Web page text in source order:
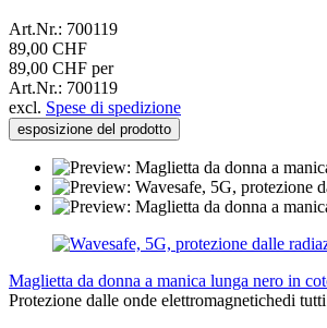
Art.Nr.: 700119
89,00 CHF
89,00 CHF per
Art.Nr.: 700119
excl. Spese di spedizione
esposizione del prodotto
Maglietta da donna a manica lunga nero in
Protezione dalle onde elettromagnetichedi